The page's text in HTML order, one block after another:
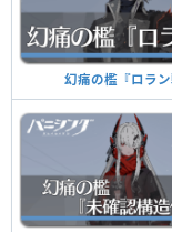
幻痛の檻『ロラン